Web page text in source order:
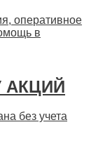
оперативное
в
АКЦИЙ
без учета